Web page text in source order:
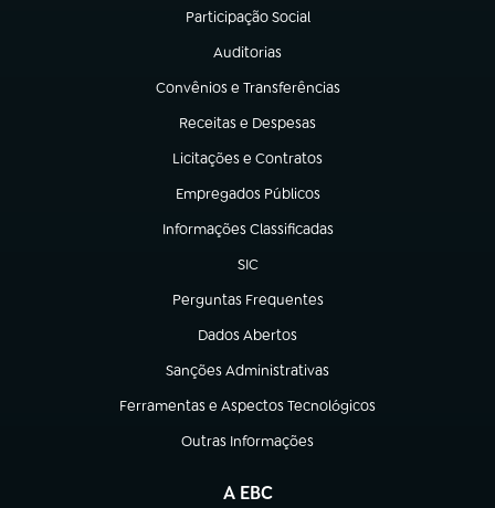
Participação Social
(abre em nova aba)
Auditorias
(abre em nova aba)
Convênios e Transferências
(abre em nova aba)
Receitas e Despesas
(abre em nova aba)
Licitações e Contratos
(abre em nova aba)
Empregados Públicos
(abre em nova aba)
Informações Classificadas
(abre em nova aba)
SIC
(abre em nova aba)
Perguntas Frequentes
(abre em nova aba)
Dados Abertos
(abre em nova aba)
Sanções Administrativas
(abre em nova aba)
Ferramentas e Aspectos Tecnológicos
(abre em nova aba)
Outras Informações
(abre em nova aba)
A EBC